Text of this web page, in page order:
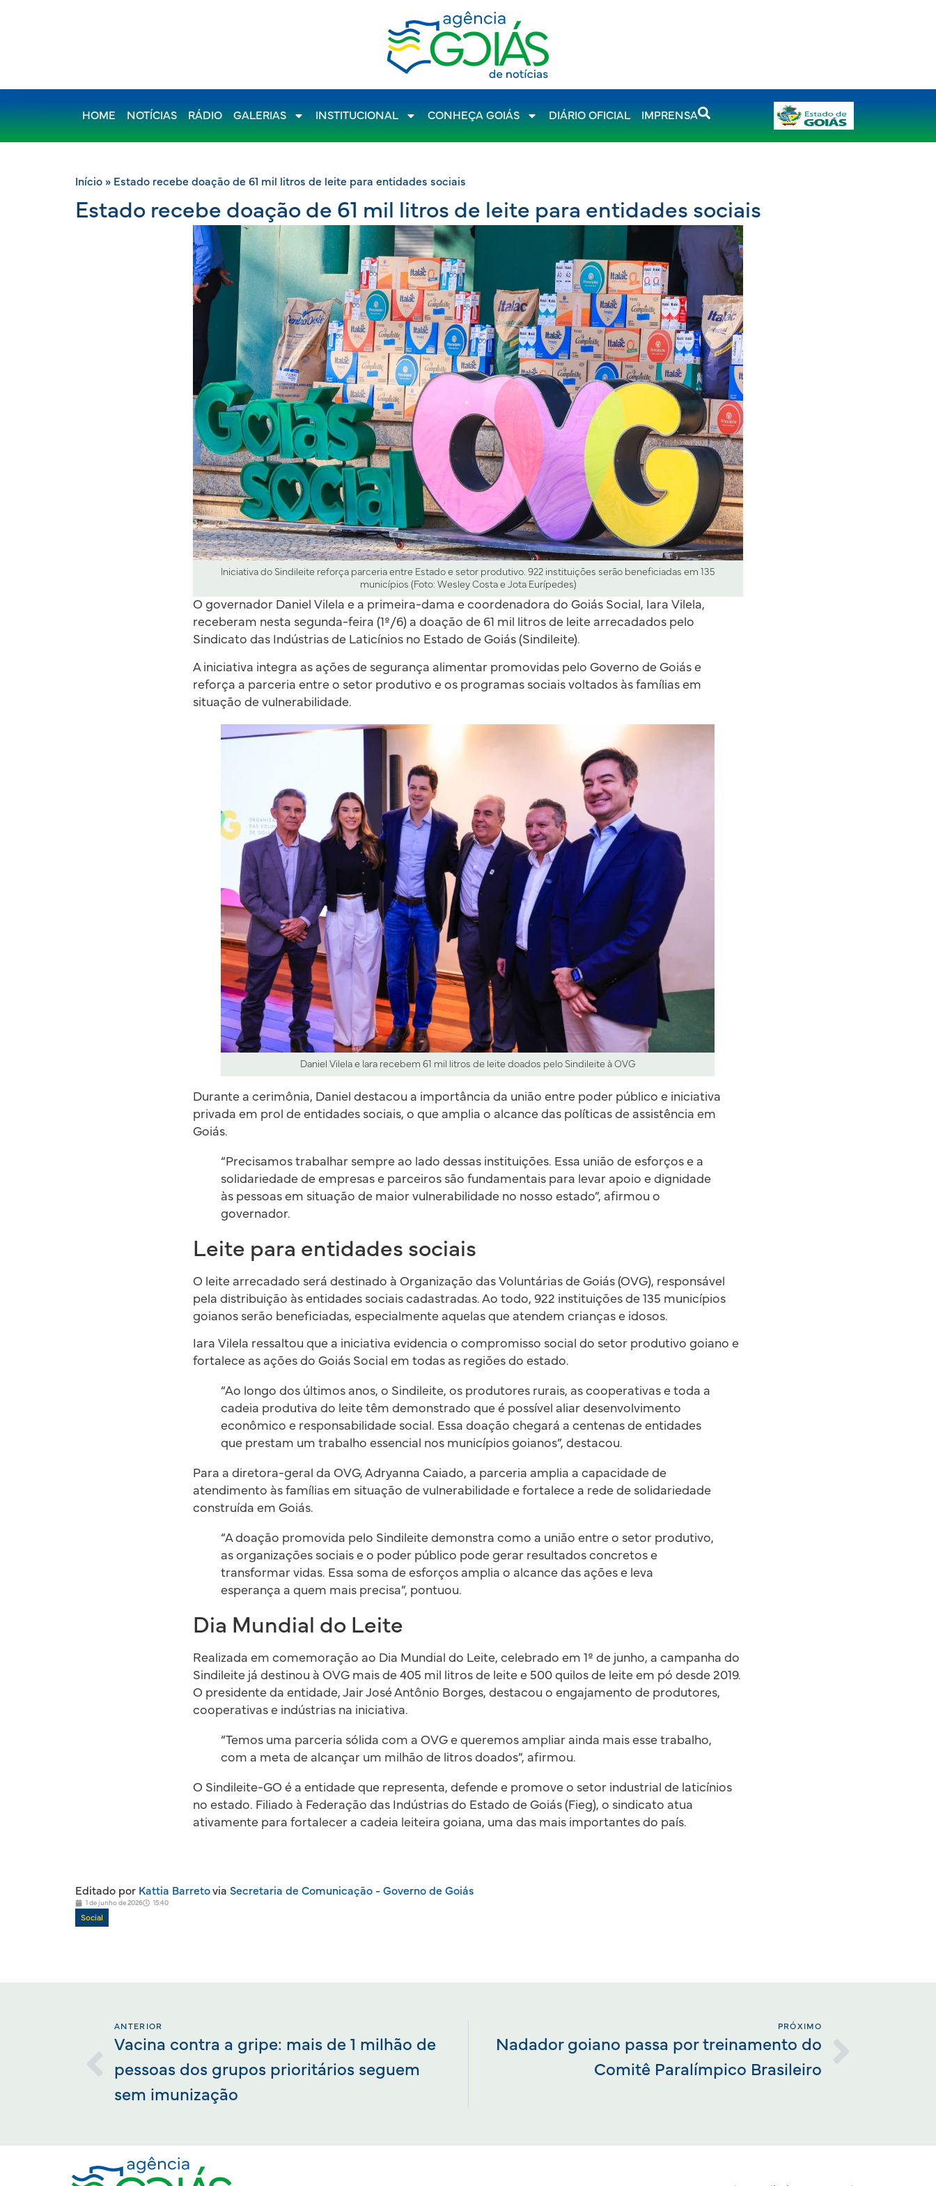
HOME NOTÍCIAS RÁDIO GALERIAS INSTITUCIONAL CONHEÇA GOIÁS DIÁRIO OFICIAL IMPRENSA
Início » Estado recebe doação de 61 mil litros de leite para entidades sociais
Estado recebe doação de 61 mil litros de leite para entidades sociais
Iniciativa do Sindileite reforça parceria entre Estado e setor produtivo. 922 instituições serão beneficiadas em 135
municípios (Foto: Wesley Costa e Jota Eurípedes)
O governador Daniel Vilela e a primeira-dama e coordenadora do Goiás Social, Iara Vilela,
receberam nesta segunda-feira (1º/6) a doação de 61 mil litros de leite arrecadados pelo
Sindicato das Indústrias de Laticínios no Estado de Goiás (Sindileite).
A iniciativa integra as ações de segurança alimentar promovidas pelo Governo de Goiás e
reforça a parceria entre o setor produtivo e os programas sociais voltados às famílias em
situação de vulnerabilidade.
Daniel Vilela e Iara recebem 61 mil litros de leite doados pelo Sindileite à OVG
Durante a cerimônia, Daniel destacou a importância da união entre poder público e iniciativa
privada em prol de entidades sociais, o que amplia o alcance das políticas de assistência em
Goiás.
“Precisamos trabalhar sempre ao lado dessas instituições. Essa união de esforços e a
solidariedade de empresas e parceiros são fundamentais para levar apoio e dignidade
às pessoas em situação de maior vulnerabilidade no nosso estado”, afirmou o
governador.
Leite para entidades sociais
O leite arrecadado será destinado à Organização das Voluntárias de Goiás (OVG), responsável
pela distribuição às entidades sociais cadastradas. Ao todo, 922 instituições de 135 municípios
goianos serão beneficiadas, especialmente aquelas que atendem crianças e idosos.
Iara Vilela ressaltou que a iniciativa evidencia o compromisso social do setor produtivo goiano e
fortalece as ações do Goiás Social em todas as regiões do estado.
“Ao longo dos últimos anos, o Sindileite, os produtores rurais, as cooperativas e toda a
cadeia produtiva do leite têm demonstrado que é possível aliar desenvolvimento
econômico e responsabilidade social. Essa doação chegará a centenas de entidades
que prestam um trabalho essencial nos municípios goianos”, destacou.
Para a diretora-geral da OVG, Adryanna Caiado, a parceria amplia a capacidade de
atendimento às famílias em situação de vulnerabilidade e fortalece a rede de solidariedade
construída em Goiás.
“A doação promovida pelo Sindileite demonstra como a união entre o setor produtivo,
as organizações sociais e o poder público pode gerar resultados concretos e
transformar vidas. Essa soma de esforços amplia o alcance das ações e leva
esperança a quem mais precisa”, pontuou.
Dia Mundial do Leite
Realizada em comemoração ao Dia Mundial do Leite, celebrado em 1º de junho, a campanha do
Sindileite já destinou à OVG mais de 405 mil litros de leite e 500 quilos de leite em pó desde 2019.
O presidente da entidade, Jair José Antônio Borges, destacou o engajamento de produtores,
cooperativas e indústrias na iniciativa.
“Temos uma parceria sólida com a OVG e queremos ampliar ainda mais esse trabalho,
com a meta de alcançar um milhão de litros doados”, afirmou.
O Sindileite-GO é a entidade que representa, defende e promove o setor industrial de laticínios
no estado. Filiado à Federação das Indústrias do Estado de Goiás (Fieg), o sindicato atua
ativamente para fortalecer a cadeia leiteira goiana, uma das mais importantes do país.
Editado por Kattia Barretovia Secretaria de Comunicação - Governo de Goiás
1 de junho de 2026 15:40
Social
ANTERIOR
Vacina contra a gripe: mais de 1 milhão de
pessoas dos grupos prioritários seguem
sem imunização
PRÓXIMO
Nadador goiano passa por treinamento do
Comitê Paralímpico Brasileiro